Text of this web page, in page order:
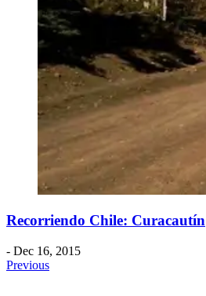
Recorriendo Chile: Curacautín
- Dec 16, 2015
Previous